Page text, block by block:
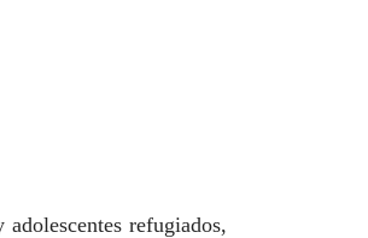
refugiados,